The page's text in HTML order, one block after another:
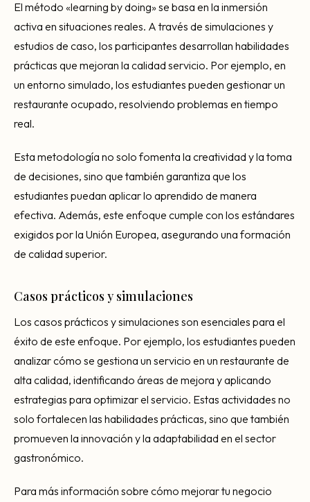
El método «learning by doing» se basa en la inmersión
activa en situaciones reales. A través de simulaciones y
estudios de caso, los participantes desarrollan habilidades
prácticas que mejoran la calidad servicio. Por ejemplo, en
un entorno simulado, los estudiantes pueden gestionar un
restaurante ocupado, resolviendo problemas en tiempo
real.
Esta metodología no solo fomenta la creatividad y la toma
de decisiones, sino que también garantiza que los
estudiantes puedan aplicar lo aprendido de manera
efectiva. Además, este enfoque cumple con los estándares
exigidos por la Unión Europea, asegurando una formación
de calidad superior.
Casos prácticos y simulaciones
Los casos prácticos y simulaciones son esenciales para el
éxito de este enfoque. Por ejemplo, los estudiantes pueden
analizar cómo se gestiona un servicio en un restaurante de
alta calidad, identificando áreas de mejora y aplicando
estrategias para optimizar el servicio. Estas actividades no
solo fortalecen las habilidades prácticas, sino que también
promueven la innovación y la adaptabilidad en el sector
gastronómico.
Para más información sobre cómo mejorar tu negocio